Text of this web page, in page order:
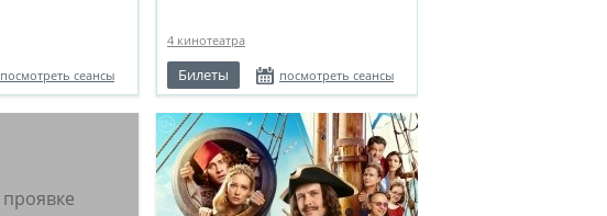
посмотреть сеансы
4 кинотеатра
Билеты посмотреть сеансы